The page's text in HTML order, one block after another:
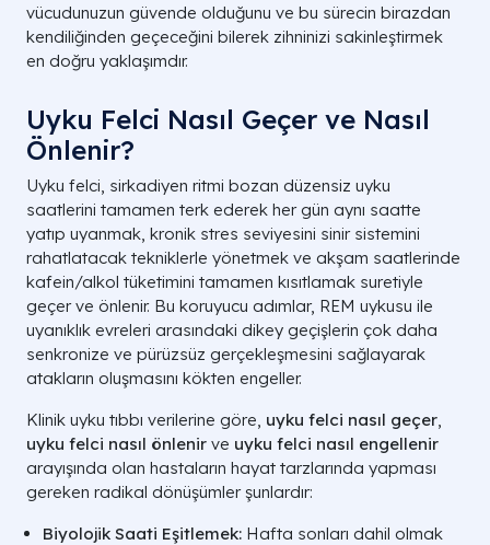
vücudunuzun güvende olduğunu ve bu sürecin birazdan
kendiliğinden geçeceğini bilerek zihninizi sakinleştirmek
en doğru yaklaşımdır.
Uyku Felci Nasıl Geçer ve Nasıl
Önlenir?
Uyku felci, sirkadiyen ritmi bozan düzensiz uyku
saatlerini tamamen terk ederek her gün aynı saatte
yatıp uyanmak, kronik stres seviyesini sinir sistemini
rahatlatacak tekniklerle yönetmek ve akşam saatlerinde
kafein/alkol tüketimini tamamen kısıtlamak suretiyle
geçer ve önlenir. Bu koruyucu adımlar, REM uykusu ile
uyanıklık evreleri arasındaki dikey geçişlerin çok daha
senkronize ve pürüzsüz gerçekleşmesini sağlayarak
atakların oluşmasını kökten engeller.
Klinik uyku tıbbı verilerine göre, uyku felci nasıl geçer,
uyku felci nasıl önlenir ve uyku felci nasıl engellenir
arayışında olan hastaların hayat tarzlarında yapması
gereken radikal dönüşümler şunlardır:
Biyolojik Saati Eşitlemek: Hafta sonları dahil olmak